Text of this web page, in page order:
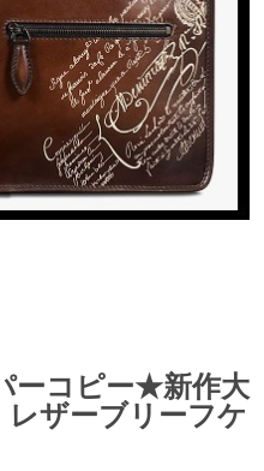
ーコピー★新作大
レザーブリーフケ